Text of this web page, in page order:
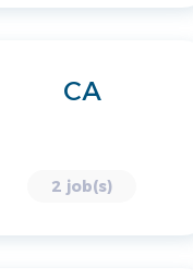
CA
2 job(s)